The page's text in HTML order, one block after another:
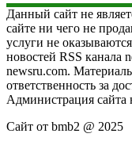
Данный сайт не
сайте ни чего не
услуги не
новостей RSS канала
newsru.com.
ответственность за
Администрация сайта
Сайт от bmb2 @ 2025